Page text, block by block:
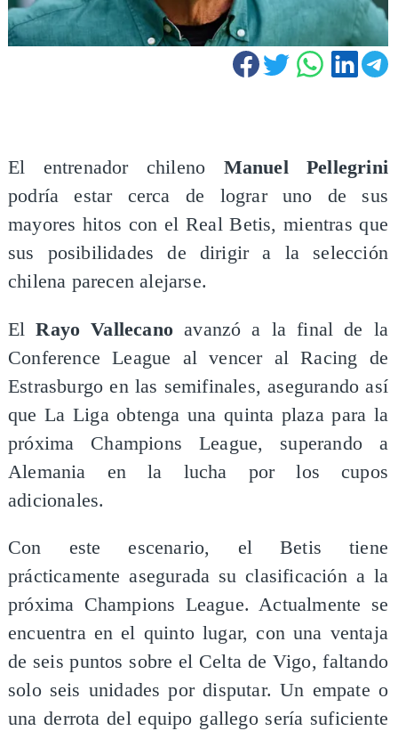
El entrenador chileno Manuel Pellegrini
podría estar cerca de lograr uno de sus
mayores hitos con el Real Betis, mientras que
sus posibilidades de dirigir a la selección
chilena parecen alejarse.
ElRayo Vallecano avanzó a la final de la
Conference League al vencer al Racing de
Estrasburgo en las semifinales, asegurando así
que La Liga obtenga una quinta plaza para la
próxima Champions League, superando a
Alemania en la lucha por los cupos
adicionales.
Con este escenario, el Betis tiene
prácticamente asegurada su clasificación a la
próxima Champions League. Actualmente se
encuentra en el quinto lugar, con una ventaja
de seis puntos sobre el Celta de Vigo, faltando
solo seis unidades por disputar. Un empate o
una derrota del equipo gallego sería suficiente